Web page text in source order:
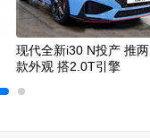
现代全新i30 N投产 推两
款外观 搭2.0T引擎